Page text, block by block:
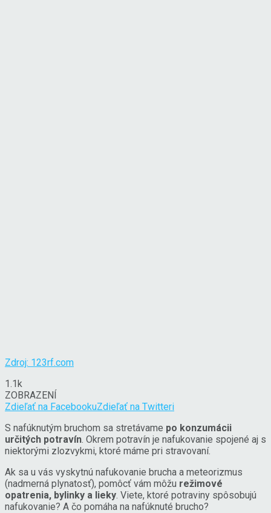
Zdroj: 123rf.com
1.1k
ZOBRAZENÍ
Zdieľať na FacebookuZdieľať na Twitteri
S nafúknutým bruchom sa stretávame po konzumácii
určitých potravín . Okrem potravín je nafukovanie spojené aj s
niektorými zlozvykmi, ktoré máme pri stravovaní.
Ak sa u vás vyskytnú nafukovanie brucha a meteorizmus
(nadmerná plynatosť), pomôcť vám môžu režimové
opatrenia, bylinky a lieky . Viete, ktoré potraviny spôsobujú
nafukovanie? A čo pomáha na nafúknuté brucho?